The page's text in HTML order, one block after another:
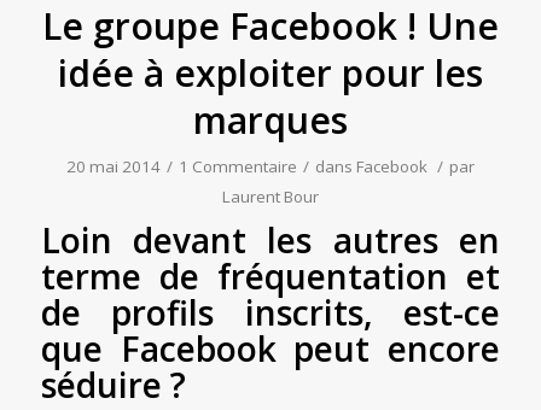
Le groupe Facebook ! Une
idée à exploiter pour les
marques
20 mai 2014 / 1 Commentaire / dans Facebook / par
Laurent Bour
Loin devant les autres en
terme de fréquentation et
de profils inscrits, est-ce
que Facebook peut encore
séduire ?